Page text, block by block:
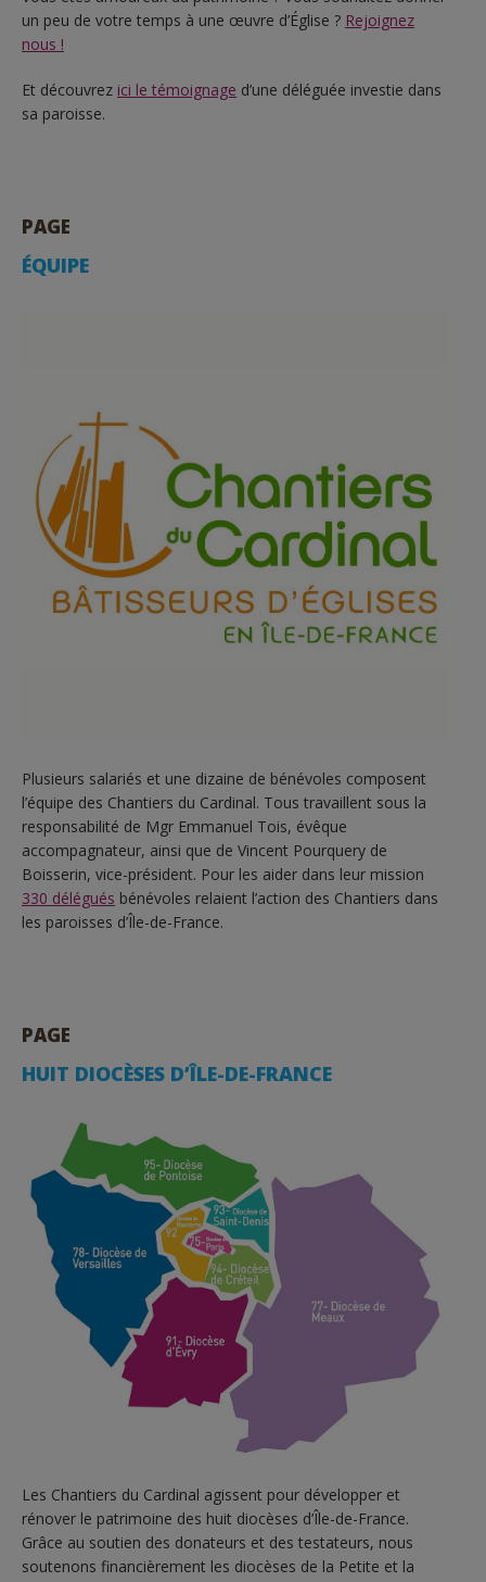
un peu de votre temps à une œuvre d’Église ? Rejoignez
nous !
Et découvrez ici le témoignage d’une déléguée investie dans
sa paroisse.
PAGE
ÉQUIPE
Plusieurs salariés et une dizaine de bénévoles composent
l’équipe des Chantiers du Cardinal. Tous travaillent sous la
responsabilité de Mgr Emmanuel Tois, évêque
accompagnateur, ainsi que de Vincent Pourquery de
Boisserin, vice-président. Pour les aider dans leur mission
330 délégués bénévoles relaient l’action des Chantiers dans
les paroisses d’Île-de-France.
PAGE
HUIT DIOCÈSES D’ÎLE-DE-FRANCE
Les Chantiers du Cardinal agissent pour développer et
rénover le patrimoine des huit diocèses d’Île-de-France.
Grâce au soutien des donateurs et des testateurs, nous
soutenons financièrement les diocèses de la Petite et la